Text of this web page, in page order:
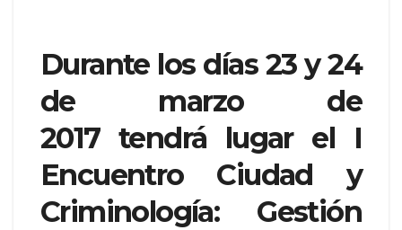
Durante los días 23 y 24
de marzo de
2017 tendrá lugar el I
Encuentro Ciudad y
Criminología: Gestión